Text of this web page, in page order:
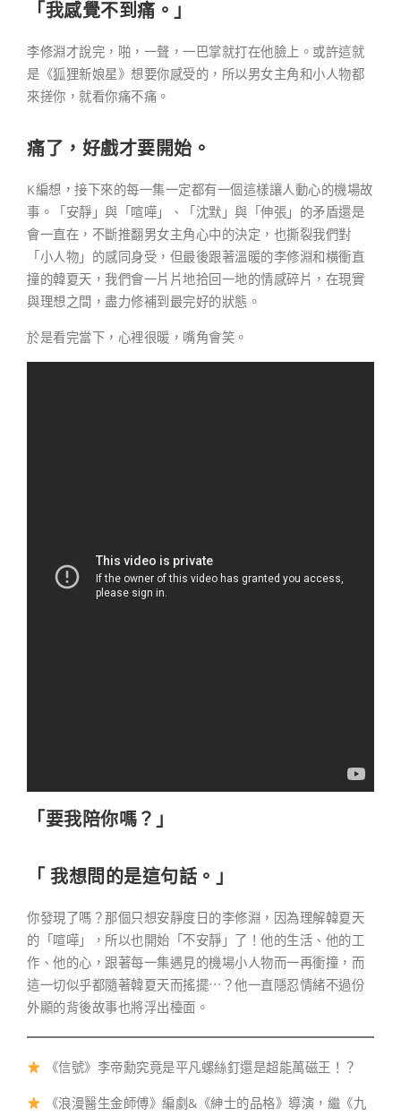
「我感覺不到痛。」
李修淵才說完，啪，一聲，一巴掌就打在他臉上。或許這就
是《狐狸新娘星》想要你感受的，所以男女主角和小人物都
來搓你，就看你痛不痛。
痛了，好戲才要開始 。
K編想，接下來的每一集一定都有一個這樣讓人動心的機場故
事。「安靜」與「喧嘩」、「沈默」與「伸張」的矛盾還是
會一直在，不斷推翻男女主角心中的決定，也撕裂我們對
「小人物」的感同身受，但最後跟著溫暖的李修淵和橫衝直
撞的韓夏天，我們會一片片地拾回一地的情感碎片，在現實
與理想之間，盡力修補到最完好的狀態。
於是看完當下，心裡很暖，嘴角會笑。
「要我陪你嗎？」
「 我想問的是這句話。 」
你發現了嗎？那個只想安靜度日的李修淵，因為理解韓夏天
的「喧嘩」，所以也開始「不安靜」了！他的生活、他的工
作、他的心，跟著每一集遇見的機場小人物而一再衝撞，而
這一切似乎都隨著韓夏天而搖擺⋯？他一直隱忍情緒不過份
外顯的背後故事也將浮出檯面。
《信號》李帝勳究竟是平凡螺絲釘還是超能萬磁王！？
《浪漫醫生金師傅》編劇&《紳士的品格》導演，繼《九